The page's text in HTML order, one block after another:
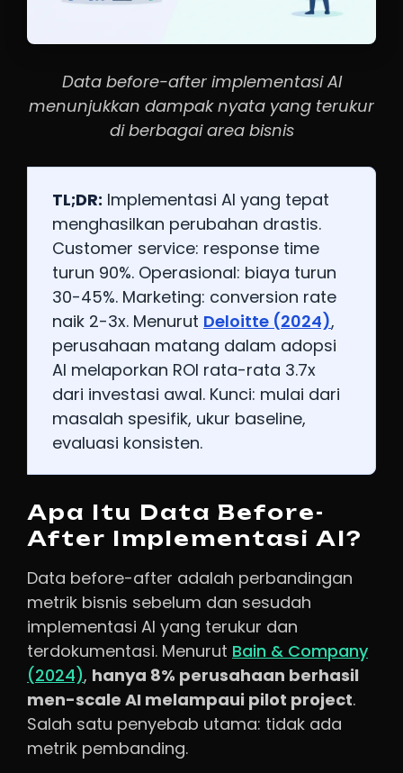
Data before-after implementasi AI
menunjukkan dampak nyata yang terukur
di berbagai area bisnis
TL;DR: Implementasi AI yang tepat
menghasilkan perubahan drastis.
Customer service: response time
turun 90%. Operasional: biaya turun
30-45%. Marketing: conversion rate
naik 2-3x. Menurut Deloitte (2024),
perusahaan matang dalam adopsi
AI melaporkan ROI rata-rata 3.7x
dari investasi awal. Kunci: mulai dari
masalah spesifik, ukur baseline,
evaluasi konsisten.
Apa Itu Data Before-
After Implementasi AI?
Data before-after adalah perbandingan
metrik bisnis sebelum dan sesudah
implementasi AI yang terukur dan
terdokumentasi. Menurut Bain & Company
(2024), hanya 8% perusahaan berhasil
men-scale AI melampaui pilot project.
Salah satu penyebab utama: tidak ada
metrik pembanding.